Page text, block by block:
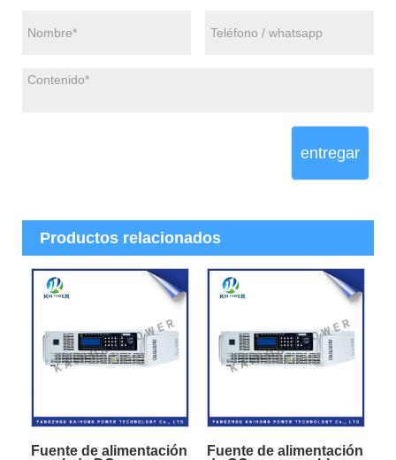
entregar
Productos relacionados
Fuente de alimentación
Fuente de alimentación